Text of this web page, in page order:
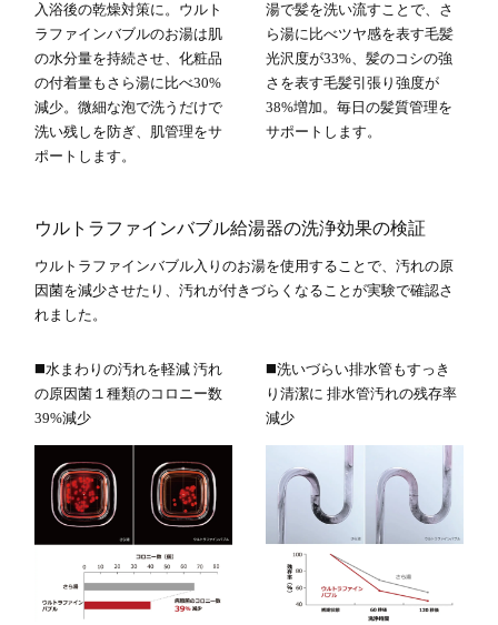
入浴後の乾燥対策に。ウルト
ラファインバブルのお湯は肌
の水分量を持続させ、化粧品
の付着量もさら湯に比べ30%
減少。微細な泡で洗うだけで
洗い残しを防ぎ、肌管理をサ
ポートします。
湯で髪を洗い流すことで、さ
ら湯に比べツヤ感を表す毛髪
光沢度が33%、髪のコシの強
さを表す毛髪引張り強度が
38%増加。毎日の髪質管理を
サポートします。
ウルトラファインバブル給湯器の洗浄効果の検証
ウルトラファインバブル入りのお湯を使用することで、汚れの原
因菌を減少させたり、汚れが付きづらくなることが実験で確認さ
れました。
◼️水まわりの汚れを軽減 汚れ
の原因菌１種類のコロニー数
39%減少
◼️洗いづらい排水管もすっき
り清潔に 排水管汚れの残存率
減少